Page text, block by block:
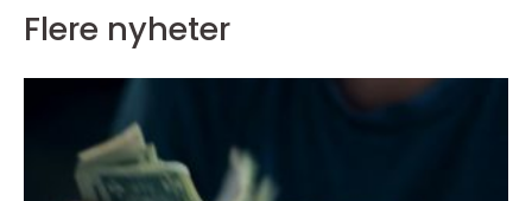
Flere nyheter